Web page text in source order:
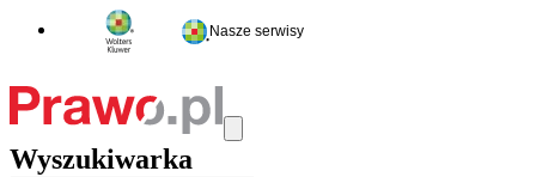
Nasze serwisy
Wyszukiwarka